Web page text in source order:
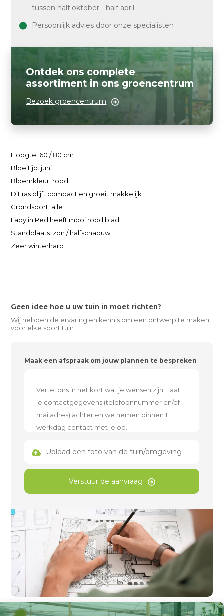
tussen half oktober - half april.
Persoonlijk advies door onze specialisten
Ontdek ons complete
assortiment in ons groencentrum
Bezoek groencentrum
Hoogte: 60 / 80 cm
Bloeitijd: juni
Bloemkleur: rood
Dit ras blijft compact en groeit makkelijk
Grondsoort: alle
Lady in Red heeft mooi rood blad
Standplaats: zon / halfschaduw
Zeer winterhard
Geen idee hoe u uw tuin in moet richten?
Wij hebben de ervaring en kennis om een ontwerp te maken
voor elke soort tuin.
Maak een afspraak om jouw plannen te bespreken
Upload een foto van de tuin/omgeving
Verstuur de aanvraag